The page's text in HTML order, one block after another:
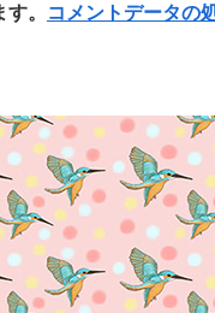
。
コメントデータの